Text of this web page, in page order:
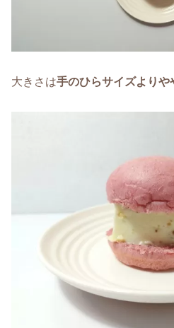
大きさは手のひらサイズよりや